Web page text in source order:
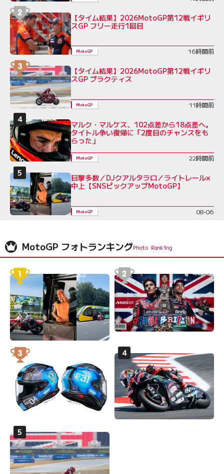
【タイム結果】2026MotoGP第12戦イギリ
スGP フリー走行1回目
MotoGP 16時間前
【タイム結果】2026MotoGP第12戦イギリ
スGP プラクティス
MotoGP 11時間前
マルク・マルケス、102点差から18点差へ。
タイトル争い復帰に「2度目のチャンスをも
らった」
MotoGP 22時間前
目撃多数／DJクアルタラロ／ライトレール×
中上【SNSピックアップMotoGP】
MotoGP 08-06
MotoGP フォトランキング